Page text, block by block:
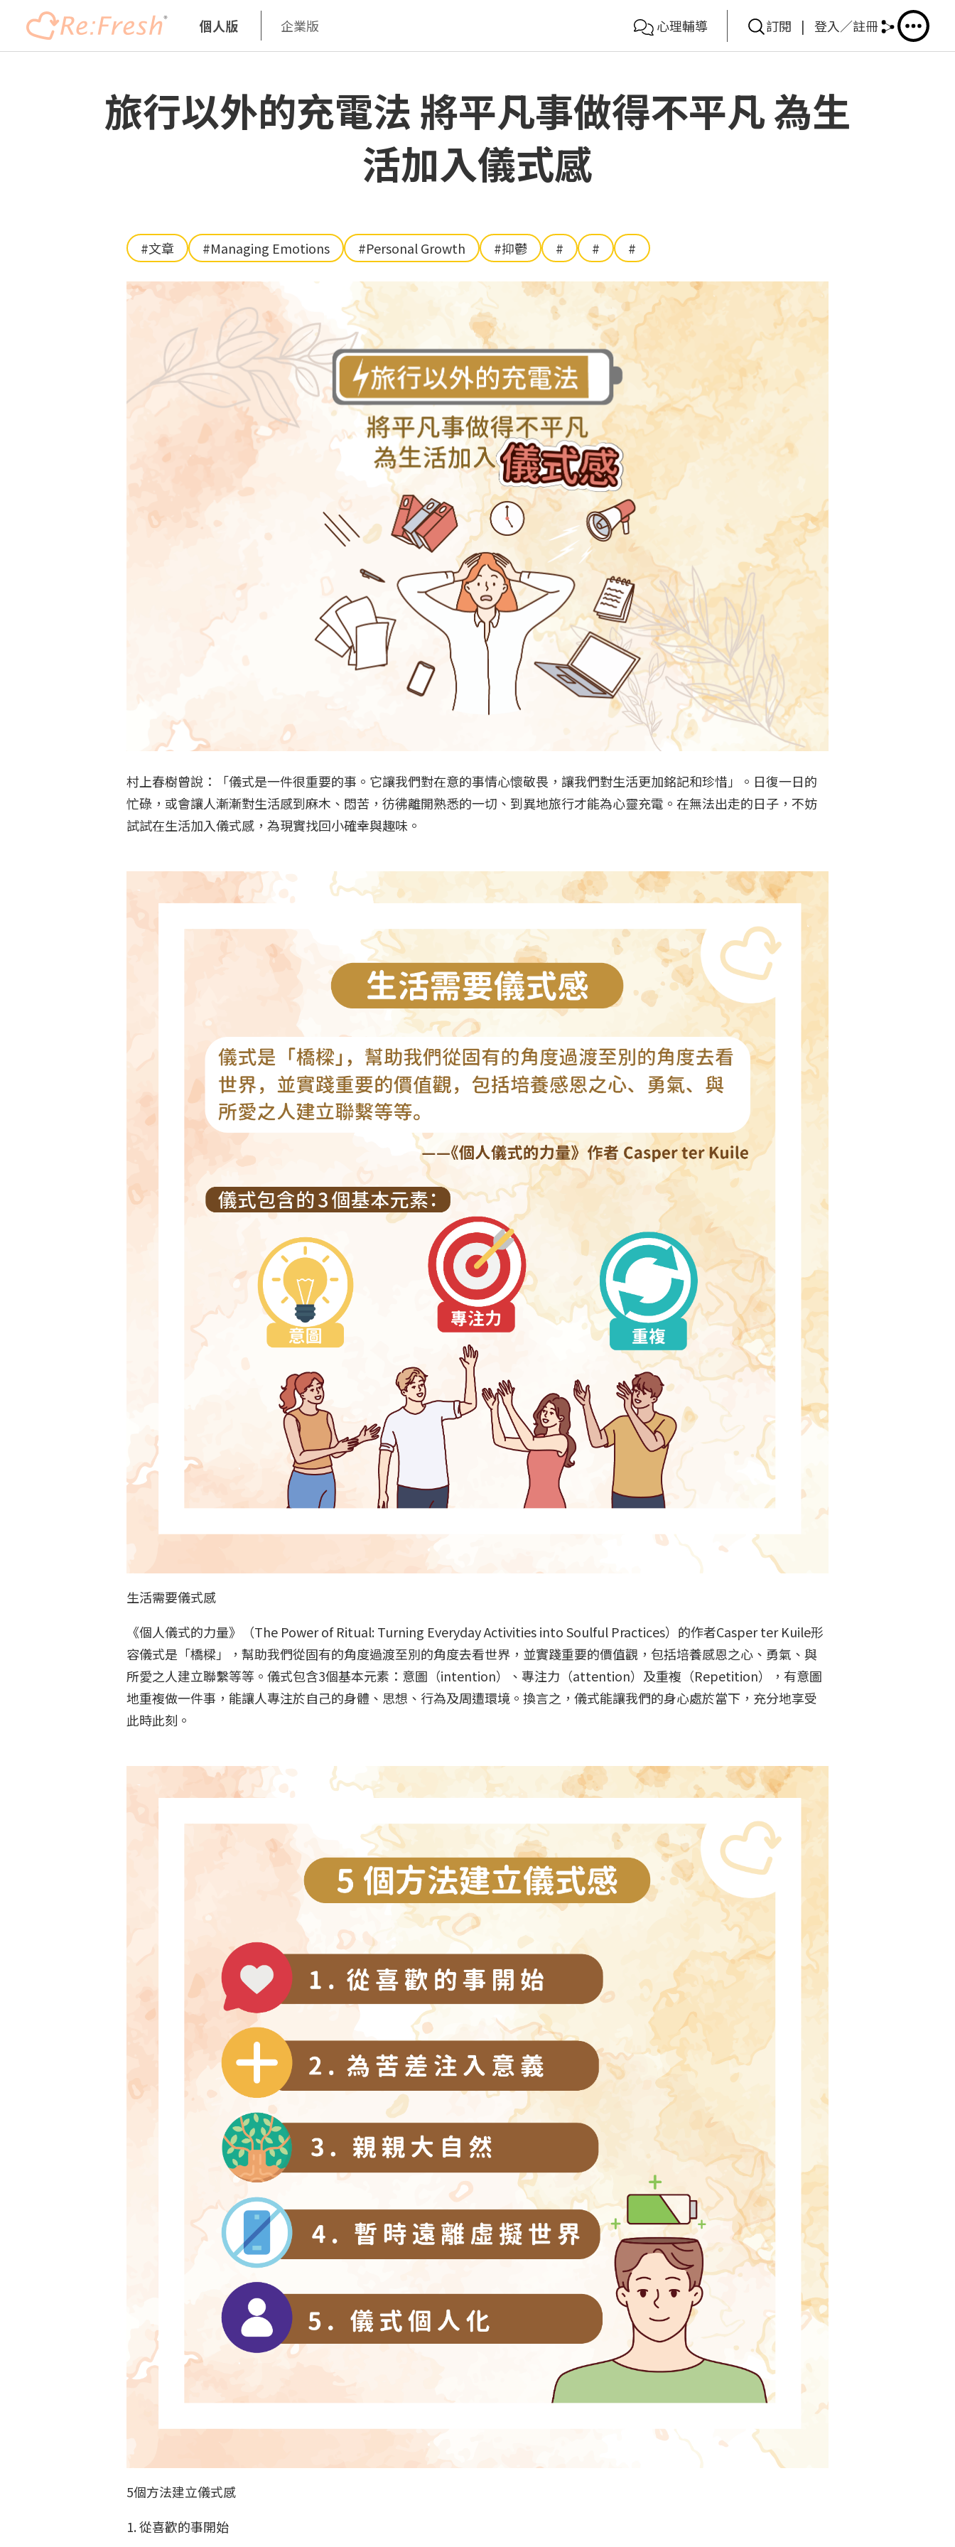
個人版 企業版 心理輔導 訂閱 | 登入／註冊
旅行以外的充電法 將平凡事做得不平凡 為生
活加入儀式感
#文章 #Managing Emotions #Personal Growth #抑鬱 # # #
村上春樹曾說：「儀式是一件很重要的事。它讓我們對在意的事情心懷敬畏，讓我們對生活更加銘記和珍惜」。日復一日的
忙碌，或會讓人漸漸對生活感到麻木、悶苦，彷彿離開熟悉的一切、到異地旅行才能為心靈充電。在無法出走的日子，不妨
試試在生活加入儀式感，為現實找回小確幸與趣味。
生活需要儀式感
《個人儀式的力量》（The Power of Ritual: Turning Everyday Activities into Soulful Practices）的作者Casper ter Kuile形
容儀式是「橋樑」，幫助我們從固有的角度過渡至別的角度去看世界，並實踐重要的價值觀，包括培養感恩之心、勇氣、與
所愛之人建立聯繫等等。儀式包含3個基本元素：意圖（intention）、專注力（attention）及重複（Repetition），有意圖
地重複做一件事，能讓人專注於自己的身體、思想、行為及周遭環境。換言之，儀式能讓我們的身心處於當下，充分地享受
此時此刻。
5個方法建立儀式感
1. 從喜歡的事開始